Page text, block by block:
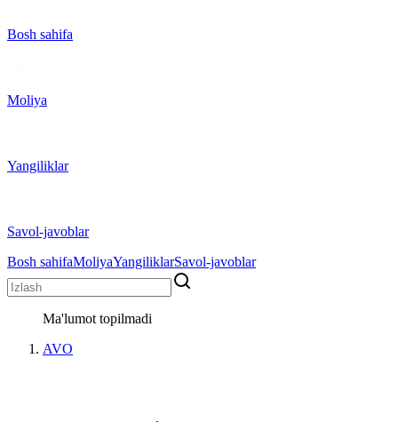
Bosh sahifa
Moliya
Yangiliklar
Savol-javoblar
Bosh sahifaMoliyaYangiliklarSavol-javoblar
Ma'lumot topilmadi
AVO